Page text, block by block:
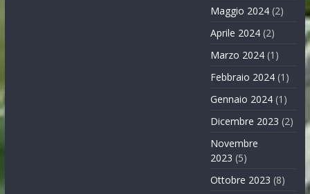
Maggio 2024 (2)
Aprile 2024 (2)
Marzo 2024 (1)
Febbraio 2024 (1)
Gennaio 2024 (1)
Dicembre 2023 (2)
Novembre
2023 (5)
Ottobre 2023 (8)